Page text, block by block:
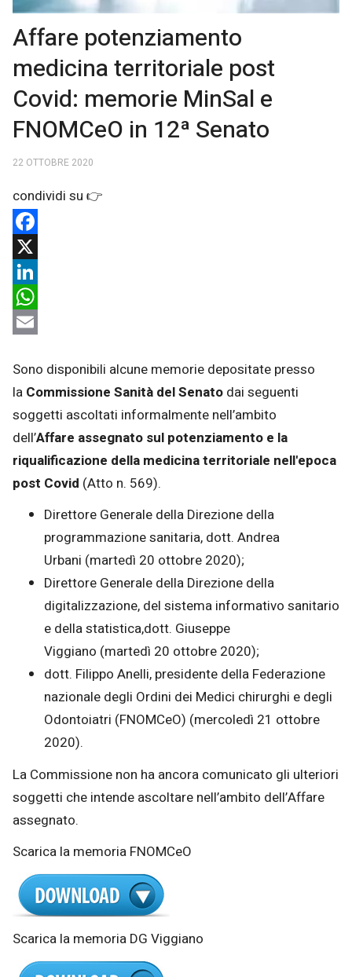
Affare potenziamento
medicina territoriale post
Covid: memorie MinSal e
FNOMCeO in 12ª Senato
22 OTTOBRE 2020
Facebook
X
LinkedIn
WhatsApp
Sono disponibili alcune memorie depositate presso
la Commissione Sanità del Senato dai seguenti
soggetti ascoltati informalmente nell’ambito
dell’Affare assegnato sul potenziamento e la
riqualificazione della medicina territoriale nell'epoca
post Covid (Atto n. 569).
Direttore Generale della Direzione della
programmazione sanitaria, dott. Andrea
Urbani (martedì 20 ottobre 2020);
Direttore Generale della Direzione della
digitalizzazione, del sistema informativo sanitario
e della statistica,dott. Giuseppe
Viggiano (martedì 20 ottobre 2020);
dott. Filippo Anelli, presidente della Federazione
nazionale degli Ordini dei Medici chirurghi e degli
Odontoiatri (FNOMCeO) (mercoledì 21 ottobre
2020).
La Commissione non ha ancora comunicato gli ulteriori
soggetti che intende ascoltare nell’ambito dell’Affare
assegnato.
Scarica la memoria FNOMCeO
Scarica la memoria DG Viggiano